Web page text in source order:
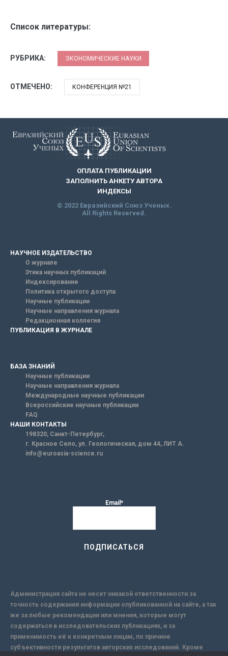
Список литературы:
РУБРИКА: ЭКОНОМИЧЕСКИЕ НАУКИ
ОТМЕЧЕНО: КОНФЕРЕНЦИЯ №21
ОПЛАТА ПУБЛИКАЦИИ
ЗАПОЛНИТЬ АНКЕТУ АВТОРА
ИНДЕКСЫ
© 2022 Евразийский Союз Ученых.
All Rights Reserved.
НАУЧНОЕ ИЗДАТЕЛЬСТВО
О журнале
Этика научных публикаций
Индексирование
Политика открытого доступа
Научные публикации
Научные направления журнала
Редакционная коллегия
ПУБЛИКАЦИЯ В ЖУРНАЛЕ
БАЗА ЗНАНИЙ
Научные публикации
Научные направления журнала
Международные научные публикации
Всероссийские научные публикации
FAQ
НАШИ КОНТАКТЫ
198320, Санкт-Петербург,
г. Красное Село, ул. Геологическая, дом 44, ЛИТ А.
info@euroasia-science.ru
Email*
Администрация сайта не несет никакой ответственности за
точность содержания информации опубликованной на сайте, а так
же за любые рекомендации или мнения, которые могут
содержаться в исследовательских публикациях, и за
применимость её к конкретным лицам, по причине
субъективности результатов авторских исследований. Кроме